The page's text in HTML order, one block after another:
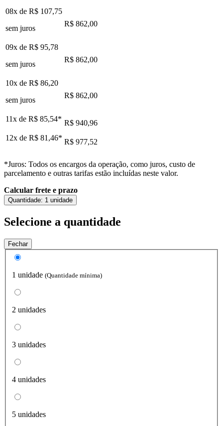
08x de R$ 107,75
sem juros
R$ 862,00
09x de R$ 95,78
sem juros
R$ 862,00
10x de R$ 86,20
sem juros
R$ 862,00
11x de R$ 85,54* R$ 940,96
12x de R$ 81,46* R$ 977,52
*Juros: Todos os encargos da operação, como juros, custo de
parcelamento e outras tarifas estão incluídas neste valor.
Calcular frete e prazo
Quantidade: 1 unidade
Selecione a quantidade
Fechar
1 unidade (Quantidade mínima)
2 unidades
3 unidades
4 unidades
5 unidades